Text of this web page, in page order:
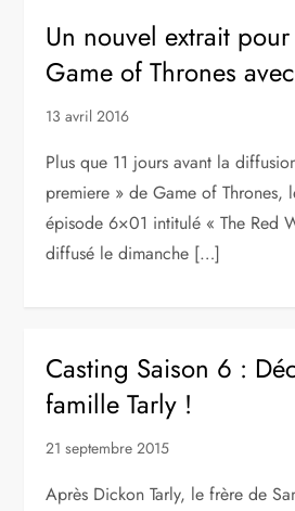
Un nouvel extrait
Game of Thrones
13 avril 2016
Plus que 11 jours avant la
premiere » de Game of Thrones,
épisode 6×01 intitulé « The Red
diffusé le dimanche […]
Casting Saison 6 :
famille Tarly !
21 septembre 2015
Après Dickon Tarly, le frère de